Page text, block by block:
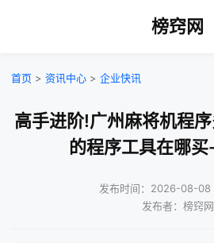
榜窍网
首页 > 资讯中心 > 企业快讯
高手进阶!广州麻将机程
的程序工具在哪
发布时间：2026-08-08
发布者：榜窍网